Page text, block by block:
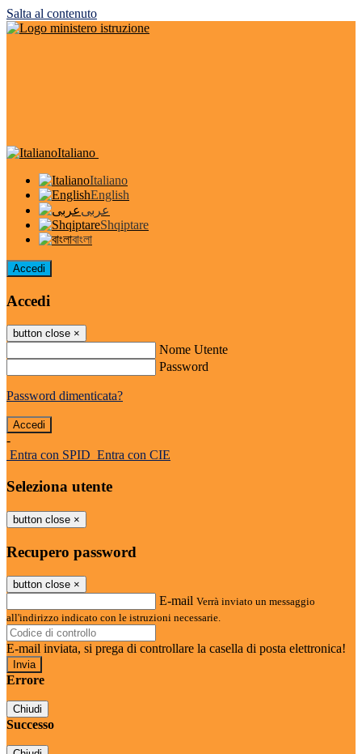
Salta al contenuto
Italiano
Italiano
English
عربى
Shqiptare
বাংলা
Accedi
Accedi
button close ×
Nome Utente
Password
Password dimenticata?
-
Entra con SPID Entra con CIE
Seleziona utente
button close ×
Recupero password
button close ×
E-mail Verrà inviato un messaggio
all'indirizzo indicato con le istruzioni necessarie.
E-mail inviata, si prega di controllare la casella di posta elettronica!
Errore
Chiudi
Successo